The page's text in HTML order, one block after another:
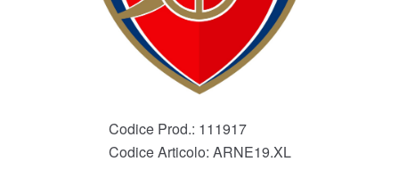
Codice Prod.: 111917
Codice Articolo: ARNE19.XL